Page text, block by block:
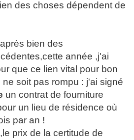
des choses dépendent de
bien des
année ,j'ai
que ce lien vital pour bon
soit pas rompu : j'ai signé
un contrat de fourniture
un lieu de résidence où
par an !
prix de la certitude de